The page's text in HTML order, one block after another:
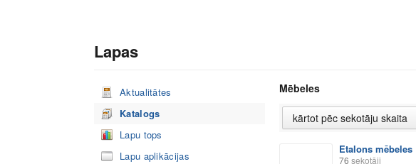
Lapas
Aktualitātes
Katalogs
Lapu tops
Lapu aplikācijas
Mēbeles
Etalons mēbeles
76 sekotāji